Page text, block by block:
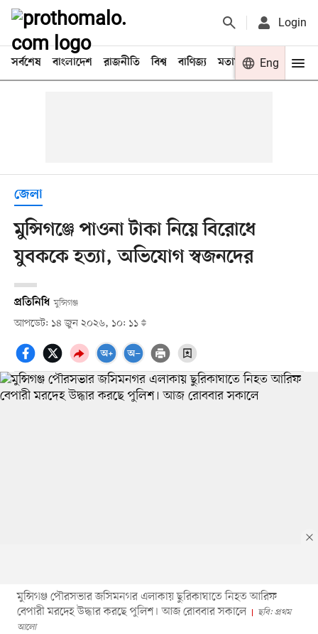
Login
সর্বশেষ বাংলাদেশ রাজনীতি বিশ্ব বাণিজ্য মতামত খেলা
Eng
জেলা
মুন্সিগঞ্জে পাওনা টাকা নিয়ে বিরোধে
যুবককে হত্যা, অভিযোগ স্বজনদের
প্রতিনিধি মুন্সিগঞ্জ
আপডেট: ১৪ জুন ২০২৬, ১০: ১১
মুন্সিগঞ্জ পৌরসভার জসিমনগর এলাকায় ছুরিকাঘাতে নিহত আরিফ
বেপারী মরদেহ উদ্ধার করছে পুলিশ। আজ রোববার সকালে
ছবি: প্রথম
আলো